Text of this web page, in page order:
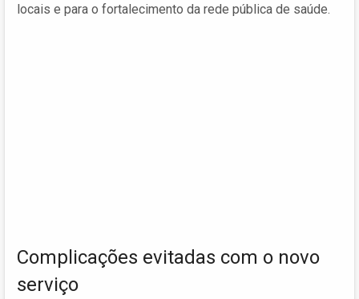
locais e para o fortalecimento da rede pública de saúde.
Complicações evitadas com o novo
serviço